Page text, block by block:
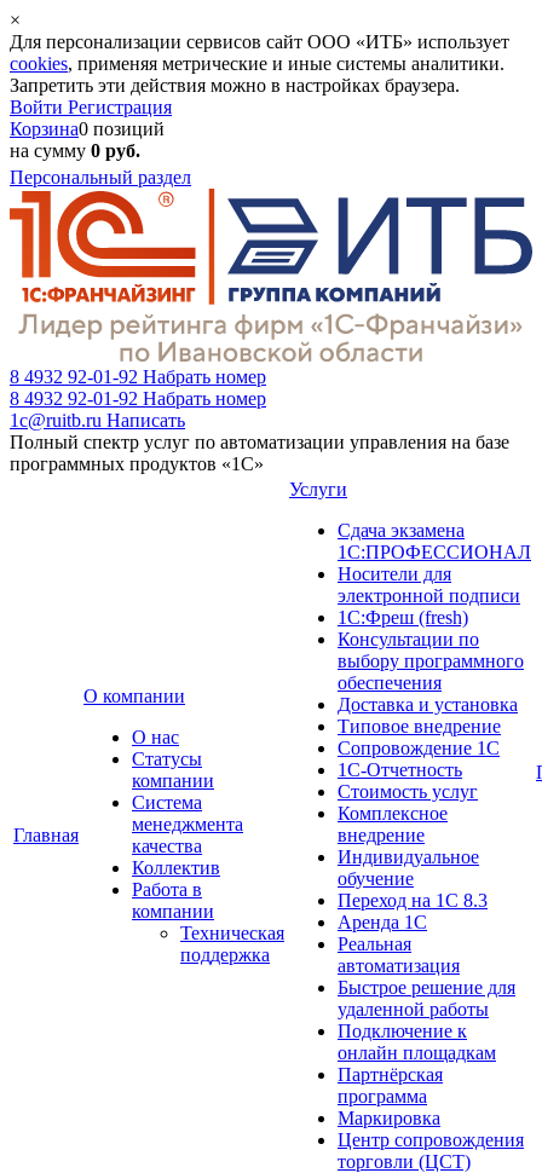
×
Для персонализации сервисов сайт ООО «ИТБ» использует
cookies, применяя метрические и иные системы аналитики.
Запретить эти действия можно в настройках браузера.
Войти Регистрация
Корзина0 позиций
на сумму 0 руб.
Персональный раздел
8 4932 92-01-92 Набрать номер
8 4932 92-01-92 Набрать номер
1c@ruitb.ru Написать
Полный спектр услуг по автоматизации управления на базе
программных продуктов «1С»
Главная
О компании
О нас
Cтатусы
компании
Система
менеджмента
качества
Коллектив
Работа в
компании
Техническая
поддержка
Услуги
Сдача экзамена
1С:ПРОФЕССИОНАЛ
Носители для
электронной подписи
1С:Фреш (fresh)
Консультации по
выбору программного
обеспечения
Доставка и установка
Типовое внедрение
Сопровождение 1С
1С-Отчетность
Стоимость услуг
Комплексное
внедрение
Индивидуальное
обучение
Переход на 1С 8.3
Аренда 1С
Реальная
автоматизация
Быстрое решение для
удаленной работы
Подключение к
онлайн площадкам
Партнёрская
программа
Маркировка
Центр сопровождения
торговли (ЦСТ)